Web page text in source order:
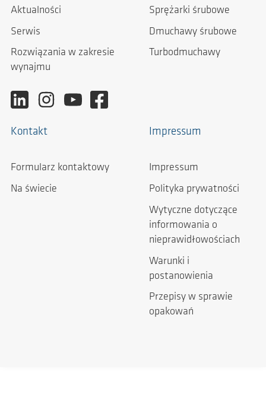
Aktualności
Serwis
Rozwiązania w zakresie
wynajmu
Sprężarki śrubowe
Dmuchawy śrubowe
Turbodmuchawy
Kontakt
Formularz kontaktowy
Na świecie
Impressum
Impressum
Polityka prywatności
Wytyczne dotyczące
informowania o
nieprawidłowościach
Warunki i
postanowienia
Przepisy w sprawie
opakowań